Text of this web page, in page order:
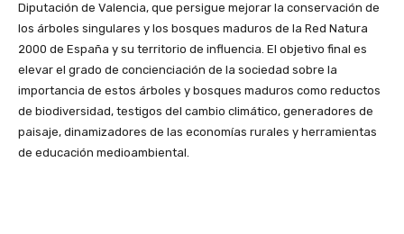
Diputación de Valencia, que persigue mejorar la conservación de
los árboles singulares y los bosques maduros de la Red Natura
2000 de España y su territorio de influencia. El objetivo final es
elevar el grado de concienciación de la sociedad sobre la
importancia de estos árboles y bosques maduros como reductos
de biodiversidad, testigos del cambio climático, generadores de
paisaje, dinamizadores de las economías rurales y herramientas
de educación medioambiental.